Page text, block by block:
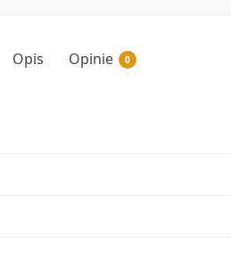
Opis Opinie 0